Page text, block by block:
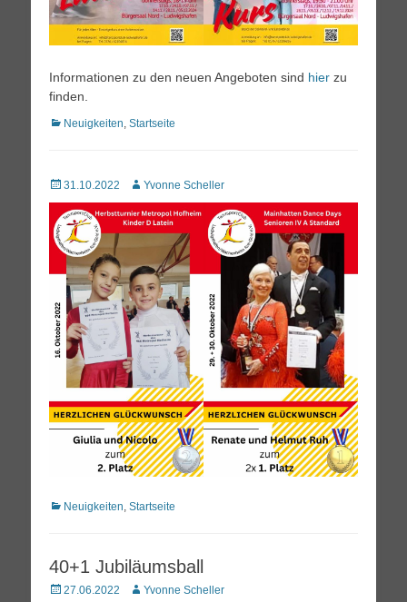
Informationen zu den neuen Angeboten sind hier zu
finden.
Kategorien
Neuigkeiten Startseite
Posted
on
31.10.2022 AutorYvonne Scheller
Kategorien
Neuigkeiten, Startseite
40+1 Jubiläumsball
Posted
27.06.2022 AutorYvonne Scheller